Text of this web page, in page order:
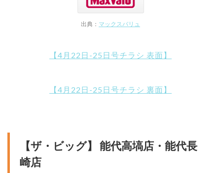
出典： マックスバリュ
【4月22日-25日号チラシ 表面】
【4月22日-25日号チラシ 裏面】
【ザ・ビッグ】 能代高塙店・能代長
崎店